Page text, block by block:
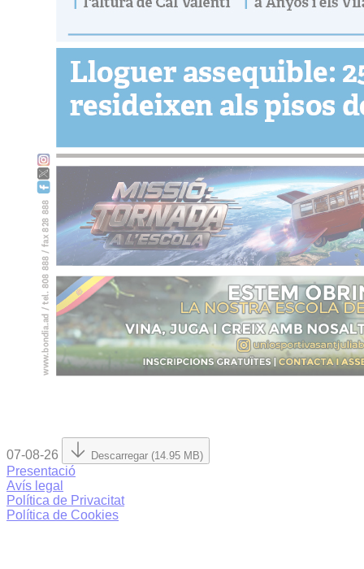
07-08-26 Descarregar (14.95 MB)
Presentació
Avís legal
Política de Privacitat
Política de Cookies